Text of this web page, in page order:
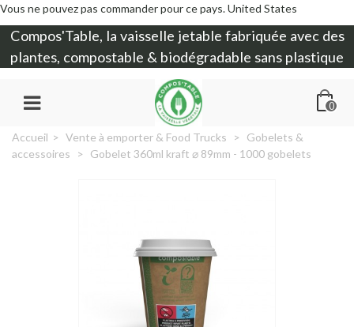
Vous ne pouvez pas commander pour ce pays.United States
Compos'Table, la vaisselle jetable fabriquée avec des
plantes, compostable & biodégradable sans plastique
0
Accueil > Vente à emporter & Food Trucks > Gobelets &
accessoires
> Gobelet 360ml kraft ⌀ 89mm - 1000 gobelets